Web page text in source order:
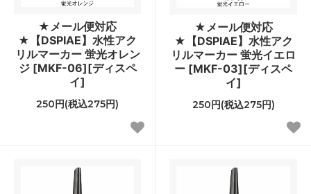
★メール便対応
★【DSPIAE】水性アク
リルマーカー 蛍光オレン
ジ [MKF-06][ディスペ
イ]
250円(税込275円)
★メール便対応
★【DSPIAE】水性アク
リルマーカー 蛍光イエロ
ー [MKF-03][ディスペ
イ]
250円(税込275円)